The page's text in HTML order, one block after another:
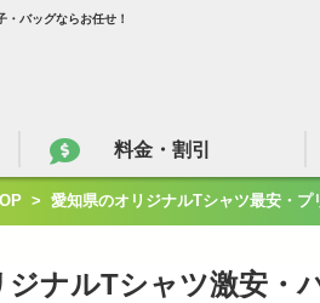
バッグならお任せ！
料金・割引
> 愛知県のオリジナルTシャツ最安・プ
ナルTシャツ激安・